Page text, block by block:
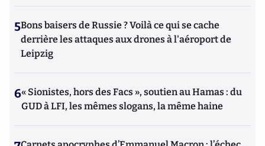
5Bons baisers de Russie ? Voilà ce qui se cache
derrière les attaques aux drones à l'aéroport de
Leipzig
6« Sionistes, hors des Facs », soutien au Hamas : du
GUD à LFI, les mêmes slogans, la même haine